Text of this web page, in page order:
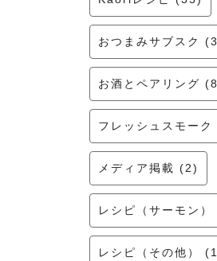
おつまみサブスク
お酒とペアリング
フレッシュスモー
メディア掲載 (2)
レシピ（サーモン
レシピ（その他）